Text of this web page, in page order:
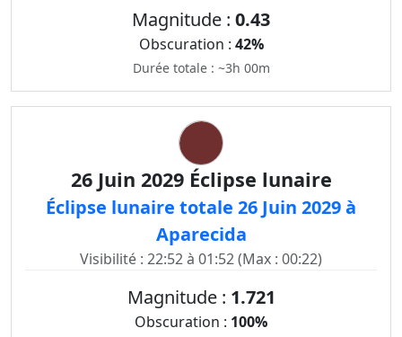
Magnitude : 0.43
Obscuration : 42%
Durée totale : ~3h 00m
26 Juin 2029 Éclipse lunaire
Éclipse lunaire totale 26 Juin 2029 à
Aparecida
Visibilité : 22:52 à 01:52 (Max : 00:22)
Magnitude : 1.721
Obscuration : 100%